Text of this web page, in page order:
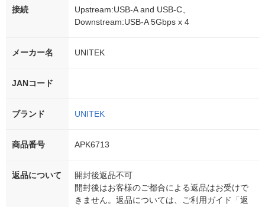
接続
Upstream:USB-A and USB-C、
Downstream:USB-A 5Gbps x 4
メーカー名 UNITEK
JANコード
ブランド UNITEK
商品番号 APK6713
返品について
開封後返品不可
開封後はお客様のご都合による返品はお受けで
きません。返品については、ご利用ガイド「返